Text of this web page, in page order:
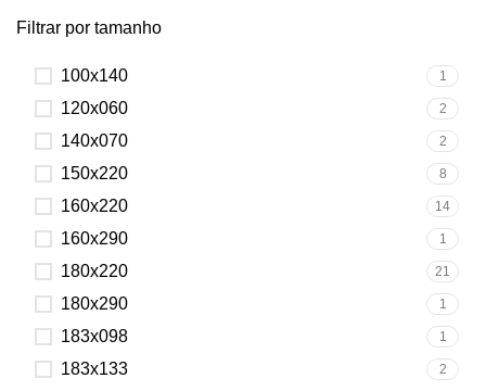
Filtrar por tamanho
100x140 1
120x060 2
140x070 2
150x220 8
160x220 14
160x290 1
180x220 21
180x290 1
183x098 1
183x133 2